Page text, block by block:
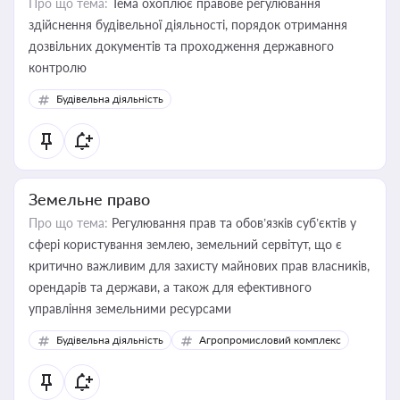
Про що тема: Тема охоплює правове регулювання
здійснення будівельної діяльності, порядок отримання
дозвільних документів та проходження державного
контролю
Будівельна діяльність
Земельне право
Про що тема: Регулювання прав та обов’язків суб’єктів у
сфері користування землею, земельний сервітут, що є
критично важливим для захисту майнових прав власників,
орендарів та держави, а також для ефективного
управління земельними ресурсами
Будівельна діяльність Агропромисловий комплекс